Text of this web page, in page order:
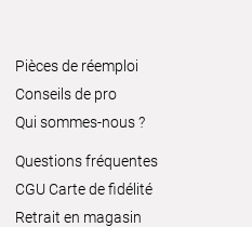
Pièces de réemploi
Conseils de pro
Qui sommes-nous ?
Questions fréquentes
CGU Carte de fidélité
Retrait en magasin